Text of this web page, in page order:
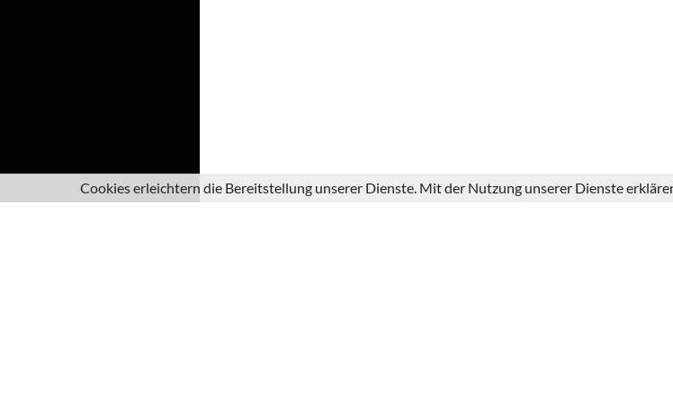
Cookies erleichtern die Bereitstellung unserer Dienste. Mit der Nutzung unserer Dienste